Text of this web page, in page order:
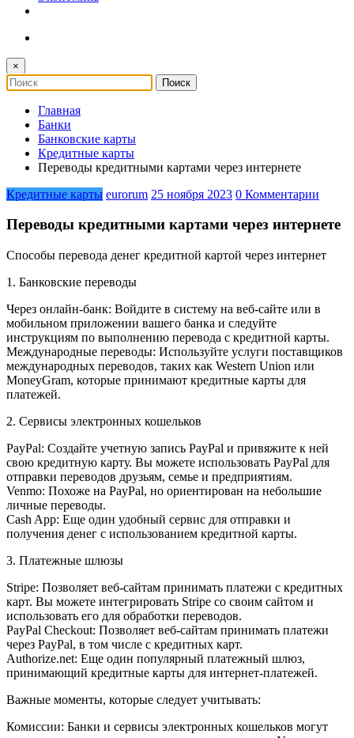
×
Главная
Банки
Банковские карты
Кредитные карты
Переводы кредитными картами через интернете
Кредитные карты eurorum 25 ноября 2023 0 Комментарии
Переводы кредитными картами через интернете
Способы перевода денег кредитной картой через интернет
1. Банковские переводы
Через онлайн-банк: Войдите в систему на веб-сайте или в
мобильном приложении вашего банка и следуйте
инструкциям по выполнению перевода с кредитной карты.
Международные переводы: Используйте услуги поставщиков
международных переводов, таких как Western Union или
MoneyGram, которые принимают кредитные карты для
платежей.
2. Сервисы электронных кошельков
PayPal: Создайте учетную запись PayPal и привяжите к ней
свою кредитную карту. Вы можете использовать PayPal для
отправки переводов друзьям, семье и предприятиям.
Venmo: Похоже на PayPal, но ориентирован на небольшие
личные переводы.
Cash App: Еще один удобный сервис для отправки и
получения денег с использованием кредитной карты.
3. Платежные шлюзы
Stripe: Позволяет веб-сайтам принимать платежи с кредитных
карт. Вы можете интегрировать Stripe со своим сайтом и
использовать его для обработки переводов.
PayPal Checkout: Позволяет веб-сайтам принимать платежи
через PayPal, в том числе с кредитных карт.
Authorize.net: Еще один популярный платежный шлюз,
принимающий кредитные карты для интернет-платежей.
Важные моменты, которые следует учитывать:
Комиссии: Банки и сервисы электронных кошельков могут